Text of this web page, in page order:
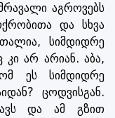
აგროვებს
და სხვა
სიმდიდრე
კი არ არიან. აბა,
ეს სიმდიდრე
ცოდვისგან.
და ამ გზით